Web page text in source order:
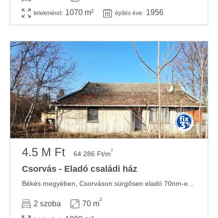
telekméret: 1070 m² építés éve: 1956
4.5 M Ft 64 286 Ft/m2
Csorvás - Eladó családi ház
2 szoba 70 m
2